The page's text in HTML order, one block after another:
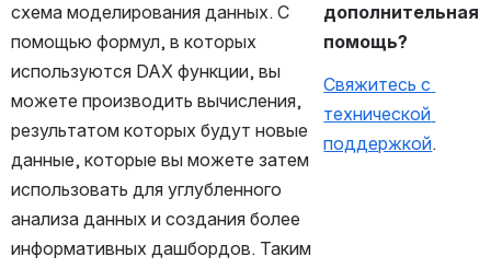
схема моделирования данных. С
помощью формул, в которых
используются DAX функции, вы
можете производить вычисления,
результатом которых будут новые
данные, которые вы можете затем
использовать для углубленного
анализа данных и создания более
информативных дашбордов. Таким
дополнительная
помощь?
Свяжитесь с
технической
поддержкой.